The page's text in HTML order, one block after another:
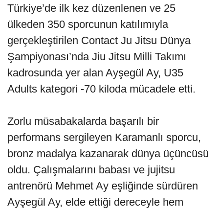
Türkiye’de ilk kez düzenlenen ve 25
ülkeden 350 sporcunun katılımıyla
gerçekleştirilen Contact Ju Jitsu Dünya
Şampiyonası’nda Jiu Jitsu Milli Takımı
kadrosunda yer alan Ayşegül Ay, U35
Adults kategori -70 kiloda mücadele etti.
Zorlu müsabakalarda başarılı bir
performans sergileyen Karamanlı sporcu,
bronz madalya kazanarak dünya üçüncüsü
oldu. Çalışmalarını babası ve jujitsu
antrenörü Mehmet Ay eşliğinde sürdüren
Ayşegül Ay, elde ettiği dereceyle hem